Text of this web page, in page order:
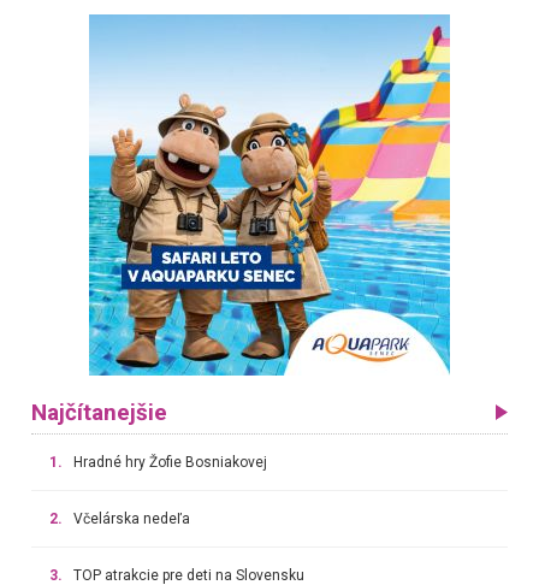
Najčítanejšie
1. Hradné hry Žofie Bosniakovej
2. Včelárska nedeľa
3. TOP atrakcie pre deti na Slovensku